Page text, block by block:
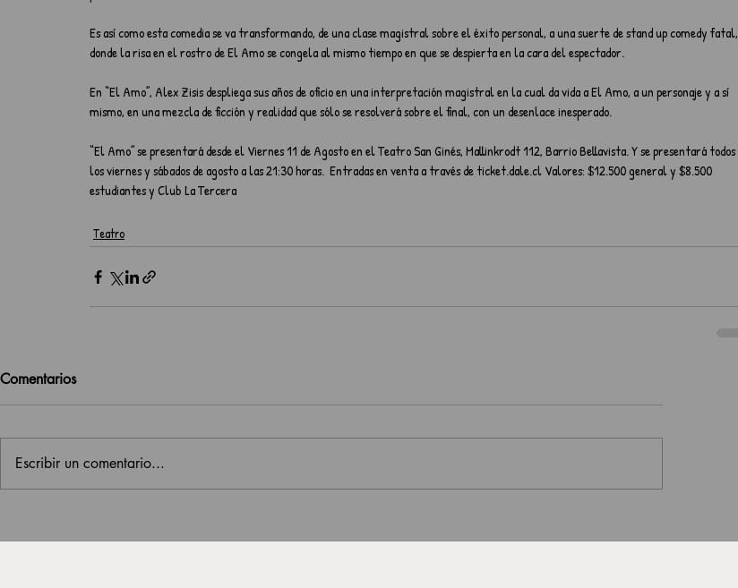
Es así como esta comedia se va transformando, de una clase magistral sobre el éxito personal, a una suerte de stand up comedy fatal,
donde la risa en el rostro de El Amo se congela al mismo tiempo en que se despierta en la cara del espectador.
En “El Amo”, Alex Zisis despliega sus años de oficio en una interpretación magistral en la cual da vida a El Amo, a un personaje y a sí
mismo, en una mezcla de ficción y realidad que sólo se resolverá sobre el final, con un desenlace inesperado.
“El Amo” se presentará desde el Viernes 11 de Agosto en el Teatro San Ginés, Mallinkrodt 112, Barrio Bellavista. Y se presentará todos
los viernes y sábados de agosto a las 21:30 horas.  Entradas en venta a través de ticket.dale.cl Valores: $12.500 general y $8.500
estudiantes y Club La Tercera
Teatro
Comentarios
Escribir un comentario...